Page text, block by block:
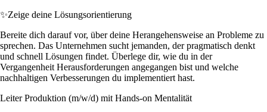
✨Zeige deine Lösungsorientierung
Bereite dich darauf vor, über deine Herangehensweise an Probleme zu
sprechen. Das Unternehmen sucht jemanden, der pragmatisch denkt
und schnell Lösungen findet. Überlege dir, wie du in der
Vergangenheit Herausforderungen angegangen bist und welche
nachhaltigen Verbesserungen du implementiert hast.
Leiter Produktion (m/w/d) mit Hands-on Mentalität